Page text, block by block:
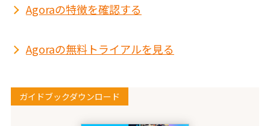
Agoraの特徴を確認する
Agoraの無料トライアルを見る
ガイドブックダウンロード